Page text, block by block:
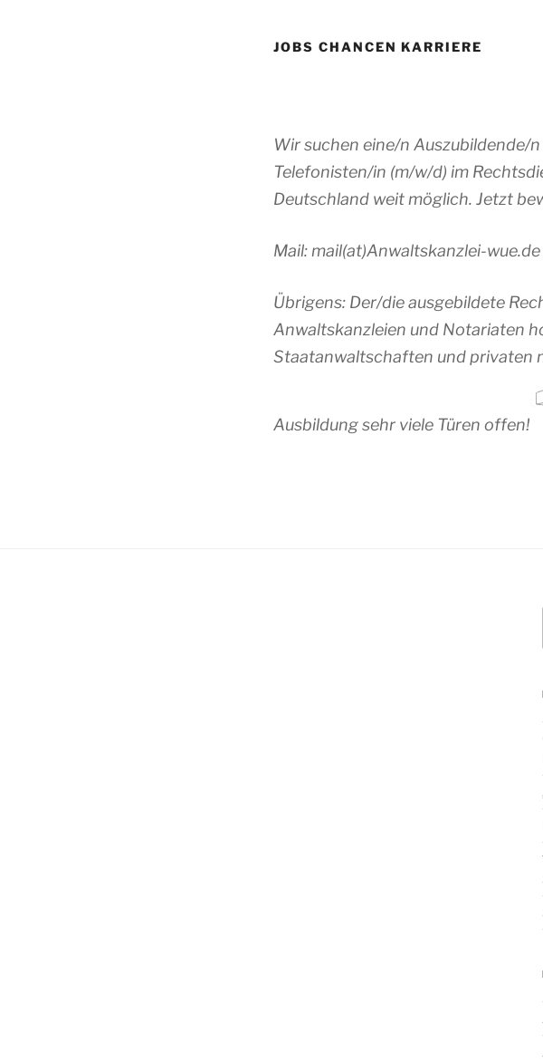
JOBS CHANCEN KARRIERE
Wir suchen eine/n Auszubildende/
Telefonisten/in (m/w/d) im
Deutschland weit möglich. Jetzt
Mail: mail(at)Anwaltskanzlei-wue.de
Übrigens: Der/die ausgebildete
Anwaltskanzleien und Notariaten
Staatanwaltschaften und privaten
Ausbildung sehr viele Türen offen!